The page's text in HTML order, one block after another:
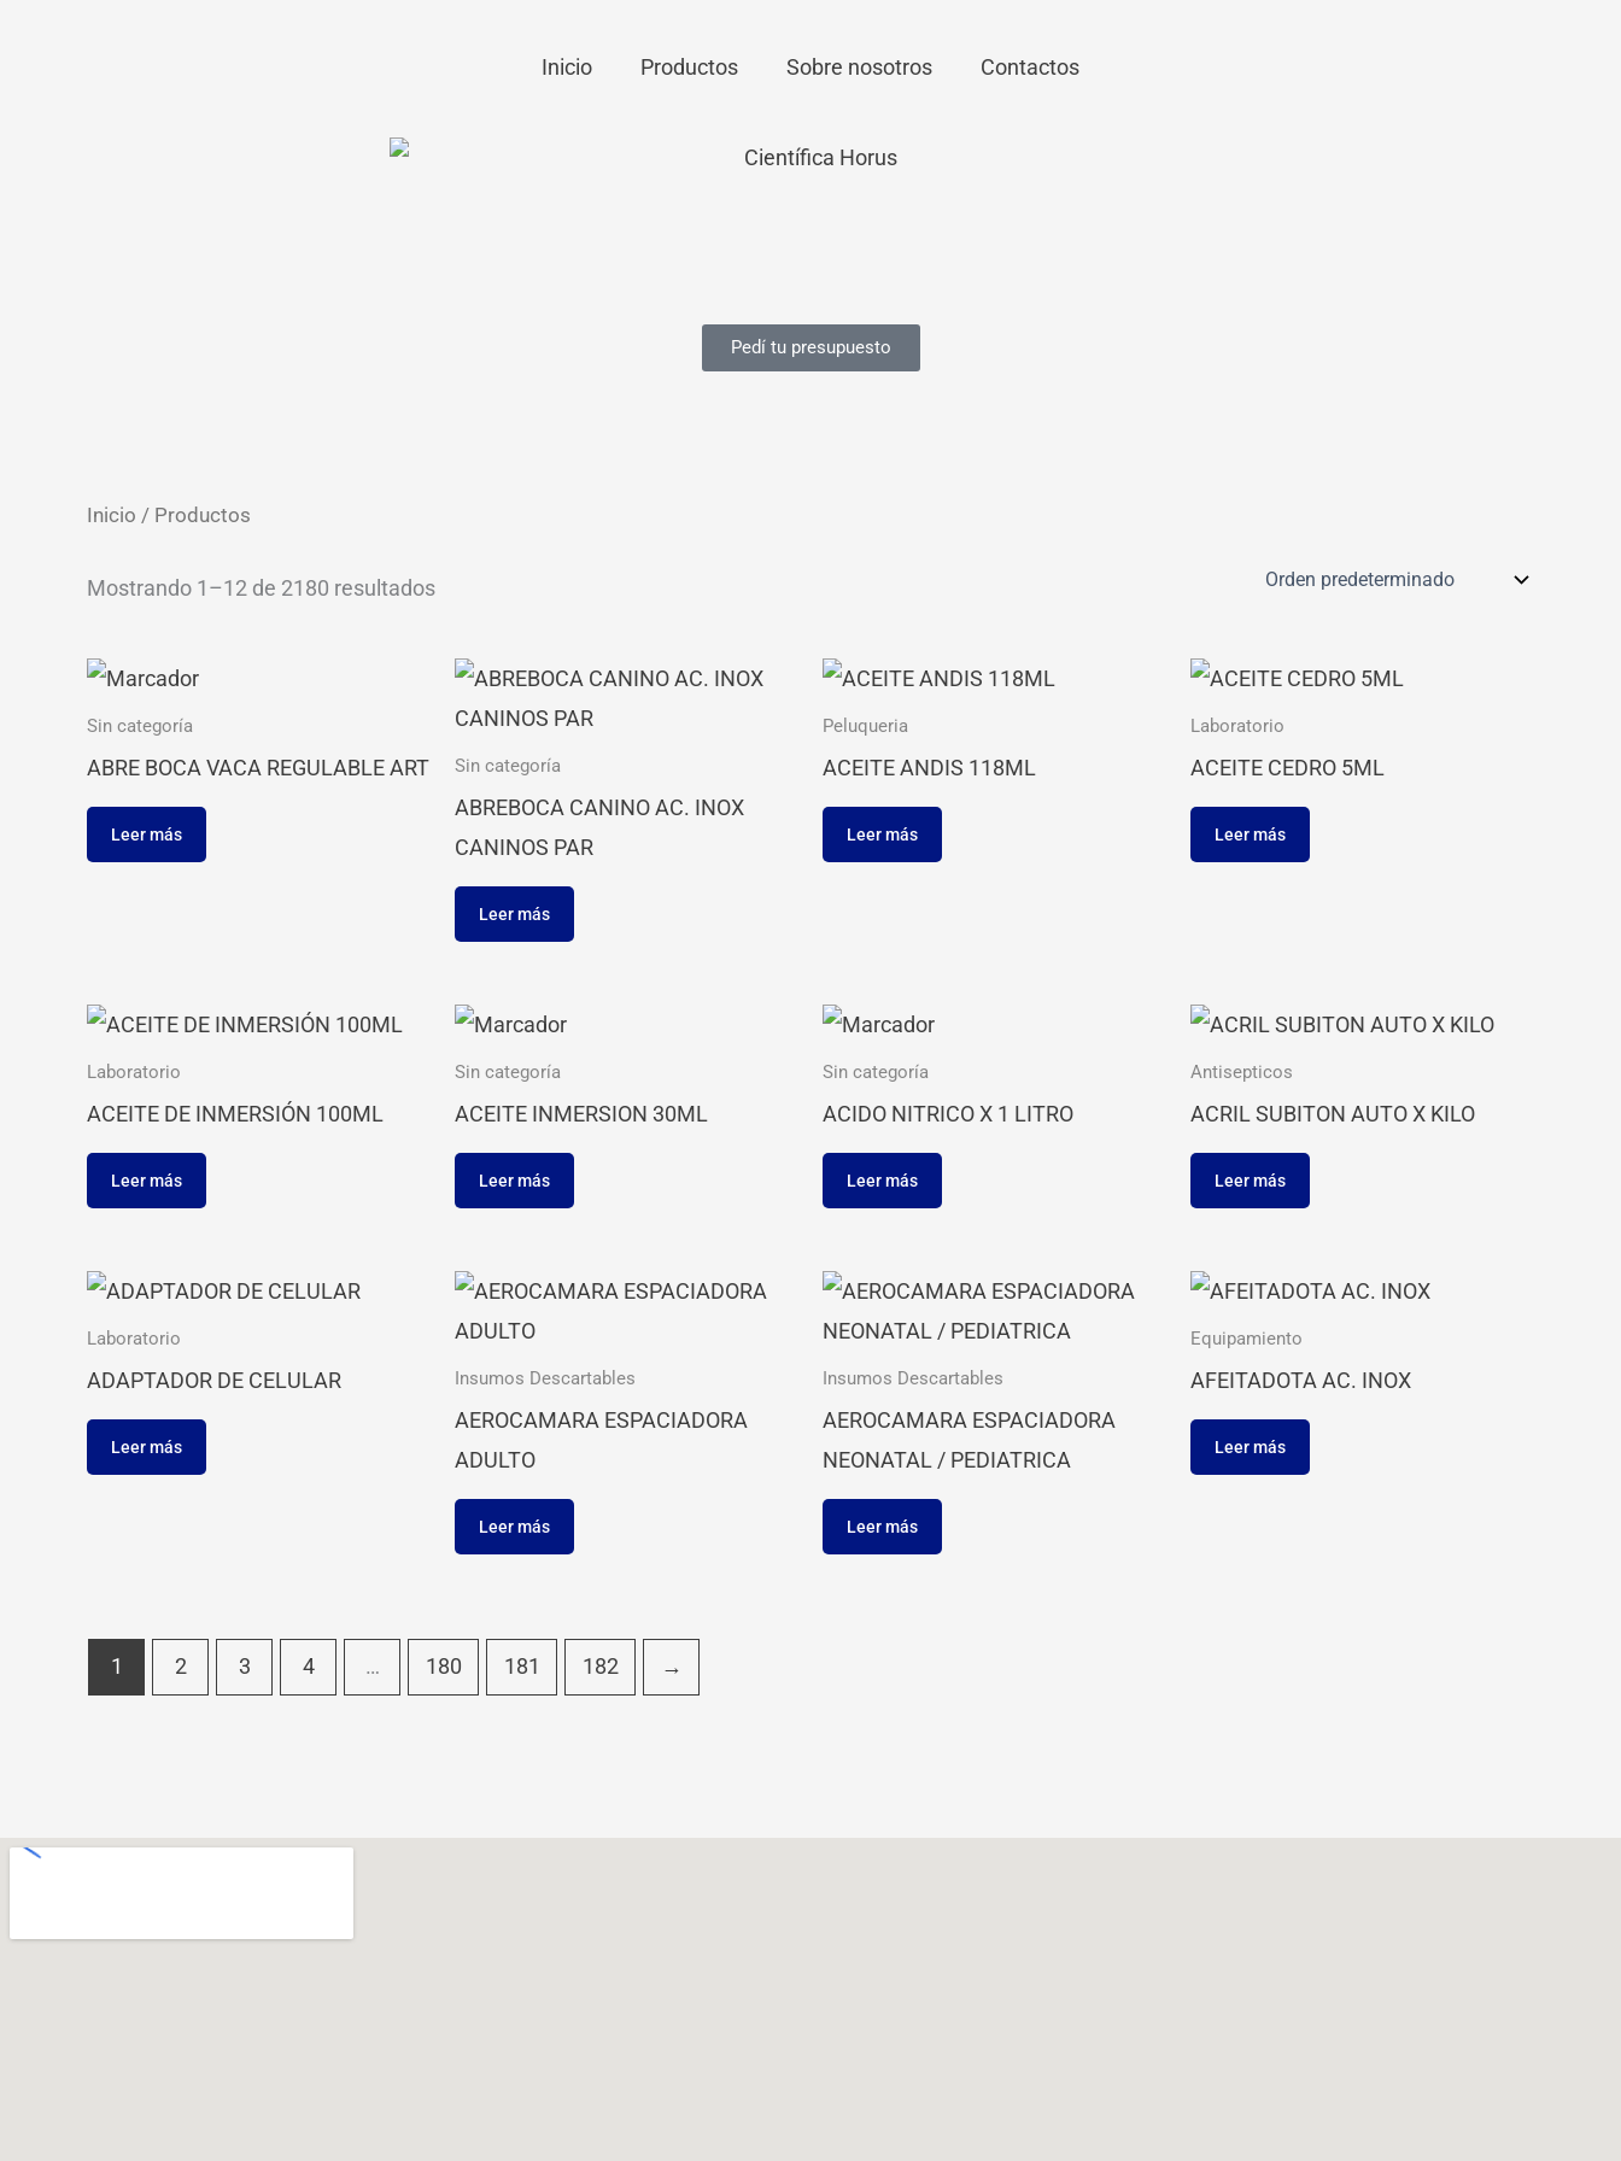
Inicio Productos Sobre nosotros Contactos
Pedí tu presupuesto
Inicio / Productos
Mostrando 1–12 de 2180 resultados
Sin categoría
ABRE BOCA VACA REGULABLE ART
Leer más
Sin categoría
ABREBOCA CANINO AC. INOX
CANINOS PAR
Leer más
Peluqueria
ACEITE ANDIS 118ML
Leer más
Laboratorio
ACEITE CEDRO 5ML
Leer más
Laboratorio
ACEITE DE INMERSIÓN 100ML
Leer más
Sin categoría
ACEITE INMERSION 30ML
Leer más
Sin categoría
ACIDO NITRICO X 1 LITRO
Leer más
Antisepticos
ACRIL SUBITON AUTO X KILO
Leer más
Laboratorio
ADAPTADOR DE CELULAR
Leer más
Insumos Descartables
AEROCAMARA ESPACIADORA
ADULTO
Leer más
Insumos Descartables
AEROCAMARA ESPACIADORA
NEONATAL / PEDIATRICA
Leer más
Equipamiento
AFEITADOTA AC. INOX
Leer más
1 2 3 4 … 180 181 182 →